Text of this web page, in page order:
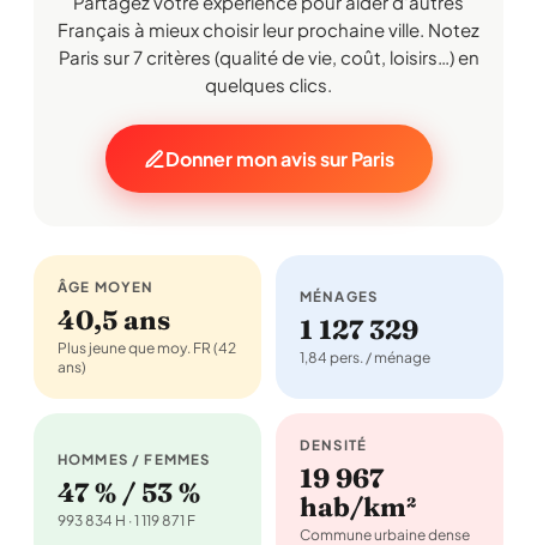
Français à mieux choisir leur prochaine ville. Notez
Paris sur 7 critères (qualité de vie, coût, loisirs…) en
quelques clics.
Donner mon avis sur Paris
ÂGE MOYEN
40,5 ans
Plus jeune que moy. FR (42
ans)
MÉNAGES
1 127 329
1,84 pers. / ménage
HOMMES / FEMMES
47 % / 53 %
993 834 H · 1 119 871 F
DENSITÉ
19 967
hab/km²
Commune urbaine dense